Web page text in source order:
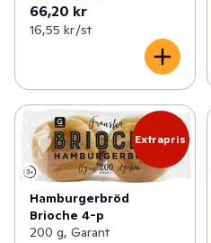
66,20 kr
16,55 kr /st
Extrapris
Hamburgerbröd
Brioche 4-p
200 g, Garant